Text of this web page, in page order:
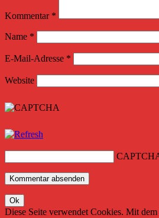
Kommentar *
Name *
E-Mail-Adresse *
Website
Diese Seite verwendet Cookies. Mit